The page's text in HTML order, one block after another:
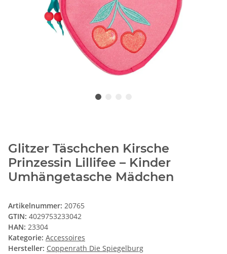
Glitzer Täschchen Kirsche
Prinzessin Lillifee – Kinder
Umhängetasche Mädchen
Artikelnummer: 20765
GTIN: 4029753233042
HAN: 23304
Kategorie: Accessoires
Hersteller: Coppenrath Die Spiegelburg